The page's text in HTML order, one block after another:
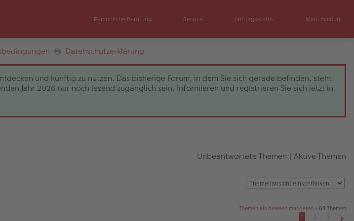
Persönliche Beratung Service Auftragsstatus Mein Account
Datenschutzerklärung
und künftig zu nutzen. Das bisherige Forum, in dem Sie sich gerade befinden, steht
Jahr 2026 nur noch lesend zugänglich sein. Informieren und registrieren Sie sich jetzt in
Unbeantwortete Themen | Aktive Themen
Themen als gelesen markieren • 83 Themen
1
2 3